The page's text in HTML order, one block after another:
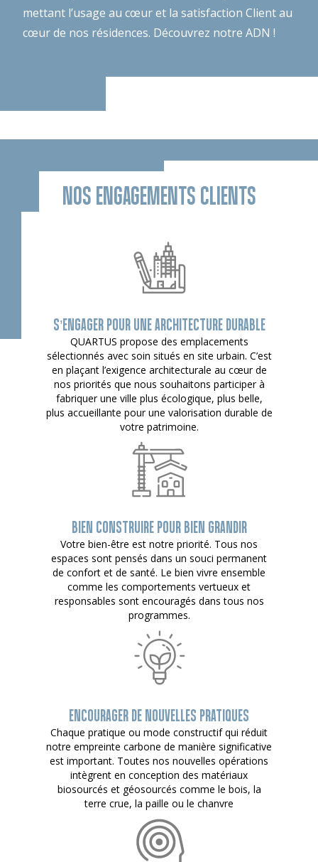
mettant l’usage au cœur et la satisfaction Client au
cœur de nos résidences. Découvrez notre ADN !
NOS ENGAGEMENTS CLIENTS
S’ENGAGER POUR UNE ARCHITECTURE DURABLE
QUARTUS propose des emplacements
sélectionnés avec soin situés en site urbain. C’est
en plaçant l’exigence architecturale au cœur de
nos priorités que nous souhaitons participer à
fabriquer une ville plus écologique, plus belle,
plus accueillante pour une valorisation durable de
votre patrimoine.
BIEN CONSTRUIRE POUR BIEN GRANDIR
Votre bien-être est notre priorité. Tous nos
espaces sont pensés dans un souci permanent
de confort et de santé. Le bien vivre ensemble
comme les comportements vertueux et
responsables sont encouragés dans tous nos
programmes.
ENCOURAGER DE NOUVELLES PRATIQUES
Chaque pratique ou mode constructif qui réduit
notre empreinte carbone de manière significative
est important. Toutes nos nouvelles opérations
intègrent en conception des matériaux
biosourcés et géosourcés comme le bois, la
terre crue, la paille ou le chanvre